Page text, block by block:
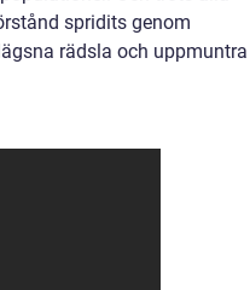
spridits genom
rädsla och uppmuntra